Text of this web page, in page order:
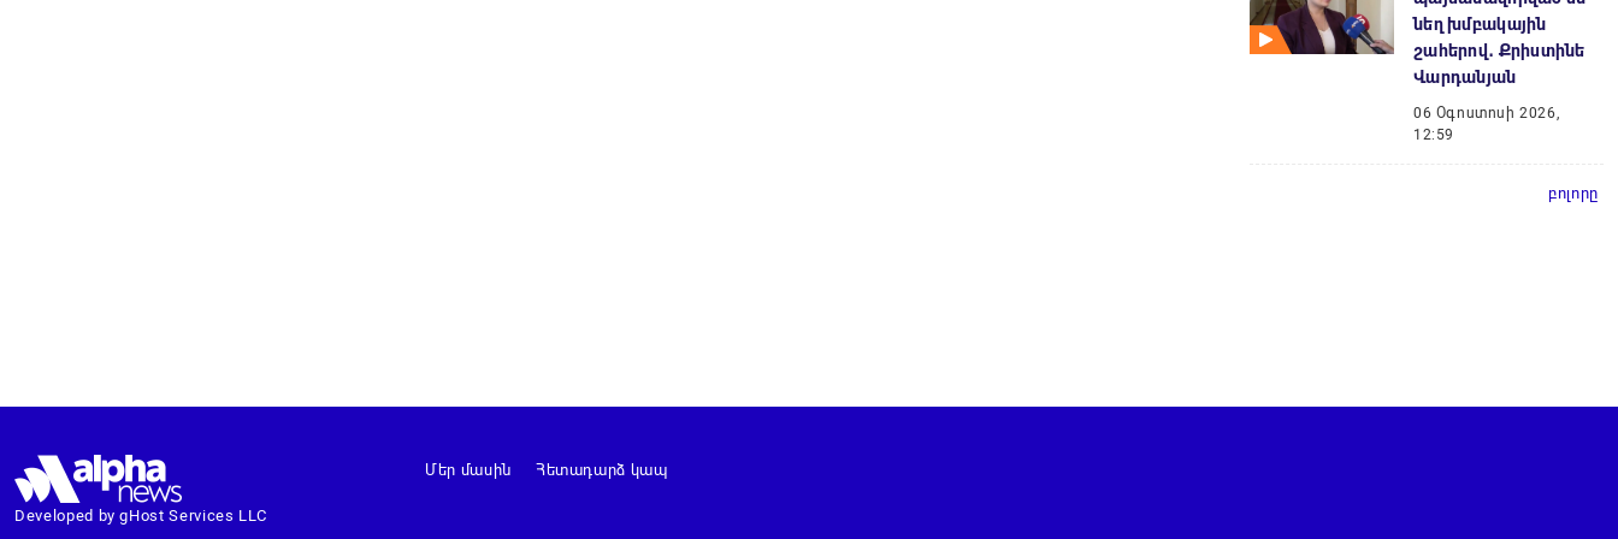
նեղ խմբակային
շահերով․ Քրիստինե
Վարդանյան
06 Օգոստոսի 2026,
12:59
բոլորը
Developed by gHost Services LLC
Մեր մասին Հետադարձ կապ